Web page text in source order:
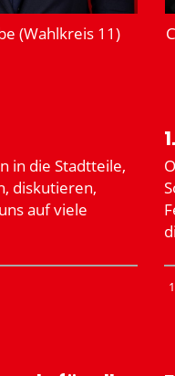
(Wahlkreis 11)
in die Stadt­teile,
disku­tieren,
auf viele